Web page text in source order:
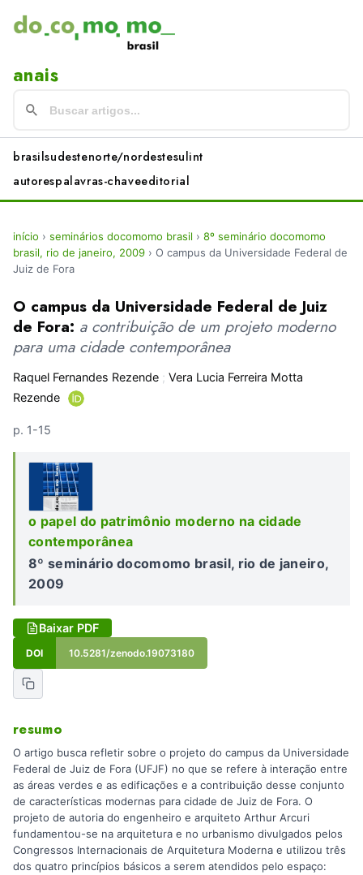
anais
brasilsudestenorte/nordestesulint
autorespalavras-chaveeditorial
início › seminários docomomo brasil › 8º seminário docomomo
brasil, rio de janeiro, 2009 › O campus da Universidade Federal de
Juiz de Fora
O campus da Universidade Federal de Juiz
de Fora: a contribuição de um projeto moderno
para uma cidade contemporânea
Raquel Fernandes Rezende ; Vera Lucia Ferreira Motta
Rezende
p. 1-15
o papel do patrimônio moderno na cidade
contemporânea
8º seminário docomomo brasil, rio de janeiro,
2009
Baixar PDF
DOI 10.5281/zenodo.19073180
resumo
O artigo busca refletir sobre o projeto do campus da Universidade
Federal de Juiz de Fora (UFJF) no que se refere à interação entre
as áreas verdes e as edificações e a contribuição desse conjunto
de características modernas para cidade de Juiz de Fora. O
projeto de autoria do engenheiro e arquiteto Arthur Arcuri
fundamentou-se na arquitetura e no urbanismo divulgados pelos
Congressos Internacionais de Arquitetura Moderna e utilizou três
dos quatro princípios básicos a serem atendidos pelo espaço: